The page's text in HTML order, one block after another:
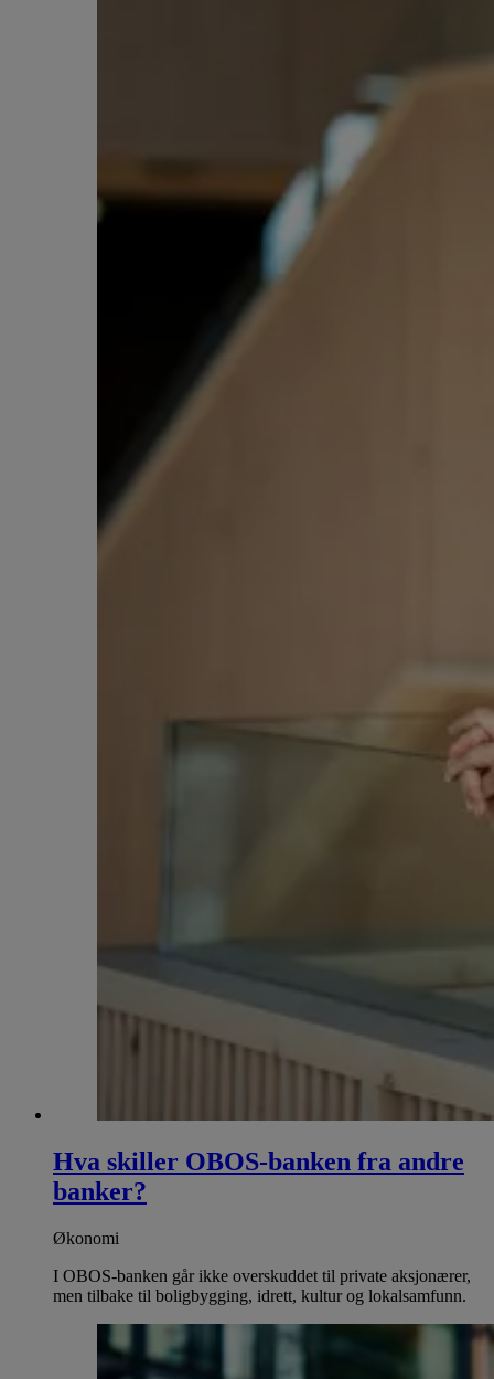
Hva skiller OBOS-banken fra andre
banker?
Økonomi
I OBOS-banken går ikke overskuddet til private aksjonærer,
men tilbake til boligbygging, idrett, kultur og lokalsamfunn.